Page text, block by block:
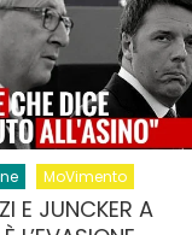
MoVimento
E JUNCKER A